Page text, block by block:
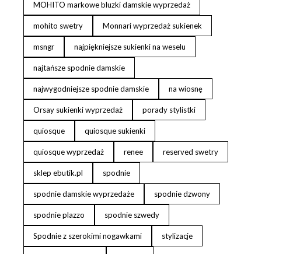
MOHITO markowe bluzki damskie wyprzedaż
mohito swetry Monnari wyprzedaż sukienek
msngr najpiękniejsze sukienki na weselu
najtańsze spodnie damskie
najwygodniejsze spodnie damskie na wiosnę
Orsay sukienki wyprzedaż porady stylistki
quiosque quiosque sukienki
quiosque wyprzedaż renee reserved swetry
sklep ebutik.pl spodnie
spodnie damskie wyprzedaże spodnie dzwony
spodnie plazzo spodnie szwedy
Spodnie z szerokimi nogawkami stylizacje